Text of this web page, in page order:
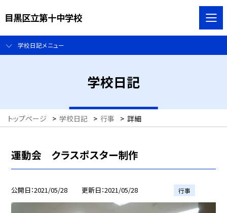
目黒区立第十中学校
学校日記メニュー
学校日記
トップページ > 学校日記 > 行事 > 詳細
運動会 クラスポスター制作
公開日 2021/05/28 更新日 2021/05/28 行事